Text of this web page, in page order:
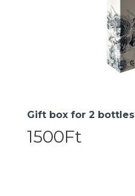
Gift box for 2 bottles
1500Ft